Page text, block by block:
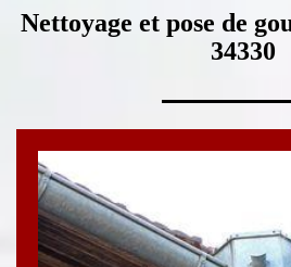
Nettoyage et pose de
34330